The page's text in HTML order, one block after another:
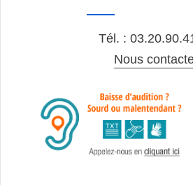
Tél. :
Nous